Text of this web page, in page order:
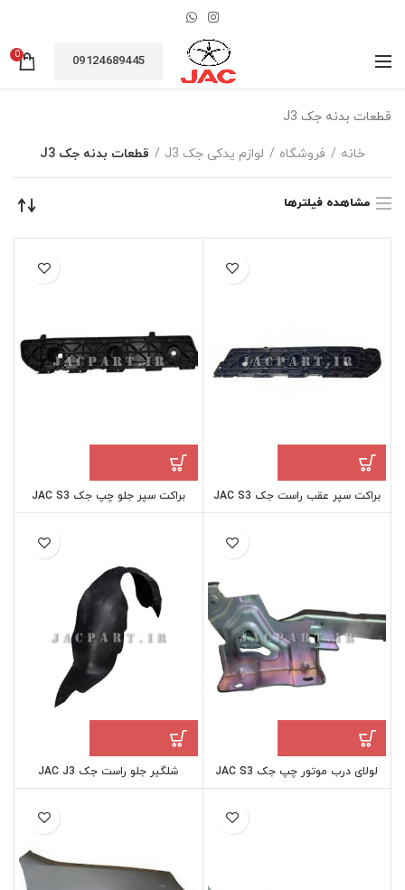
09124689445
0
قطعات بدنه جک J3
خانه فروشگاه لوازم یدکی جک J3 قطعات بدنه جک J3
مشاهده فیلترها
براکت سپر عقب راست جک JAC S3 براکت سپر جلو چپ جک JAC S3
لولای درب موتور چپ جک JAC S3 شلگیر جلو راست جک JAC J3